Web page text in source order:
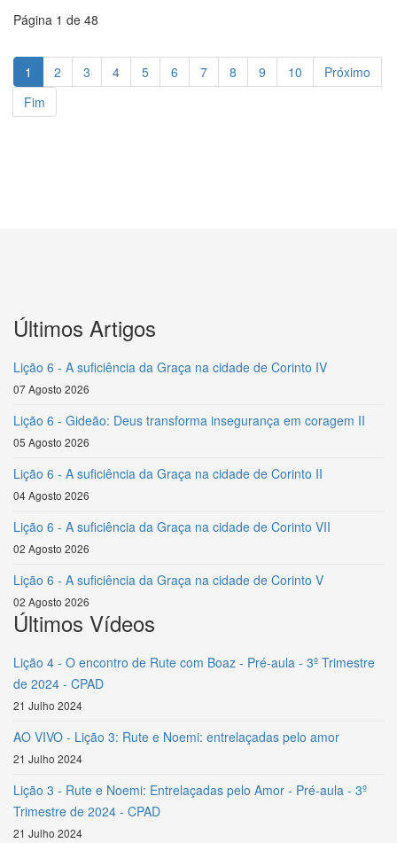
Página 1 de 48
1 2 3 4 5 6 7 8 9 10
Próximo
Fim
Últimos Artigos
Lição 6 - A suficiência da Graça na cidade de Corinto IV
07 Agosto 2026
Lição 6 - Gideão: Deus transforma insegurança em coragem II
05 Agosto 2026
Lição 6 - A suficiência da Graça na cidade de Corinto II
04 Agosto 2026
Lição 6 - A suficiência da Graça na cidade de Corinto VII
02 Agosto 2026
Lição 6 - A suficiência da Graça na cidade de Corinto V
02 Agosto 2026
Últimos Vídeos
Lição 4 - O encontro de Rute com Boaz - Pré-aula - 3º Trimestre
de 2024 - CPAD
21 Julho 2024
AO VIVO - Lição 3: Rute e Noemi: entrelaçadas pelo amor
21 Julho 2024
Lição 3 - Rute e Noemi: Entrelaçadas pelo Amor - Pré-aula - 3º
Trimestre de 2024 - CPAD
21 Julho 2024